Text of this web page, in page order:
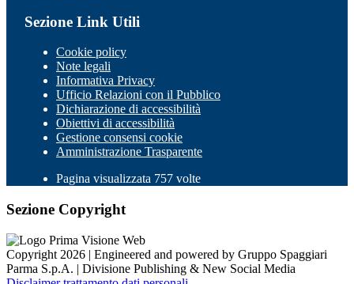
Sezione Link Utili
Cookie policy
Note legali
Informativa Privacy
Ufficio Relazioni con il Pubblico
Dichiarazione di accessibilità
Obiettivi di accessibilità
Gestione consensi cookie
Amministrazione Trasparente
Pagina visualizzata 757 volte
Sezione Copyright
Copyright 2026 | Engineered and powered by Gruppo Spaggiari
Parma S.p.A. | Divisione Publishing & New Social Media